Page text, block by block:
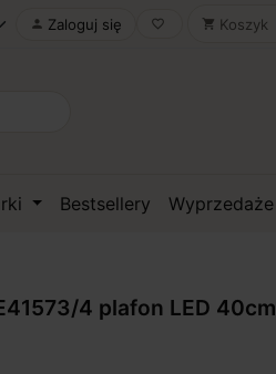
 Zaloguj się favorite_border shopping_cart Koszyk
Bestsellery Wyprzedaże
4 plafon LED 40cm